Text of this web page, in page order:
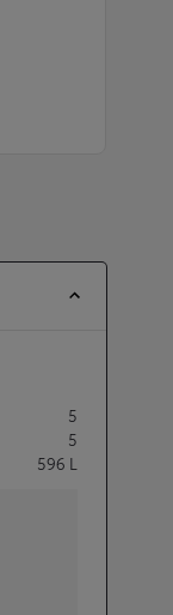
5
5
596 L